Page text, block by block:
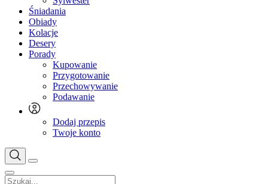
Śniadania
Obiady
Kolacje
Desery
Porady
Kupowanie
Przygotowanie
Przechowywanie
Podawanie
Dodaj przepis
Twoje konto